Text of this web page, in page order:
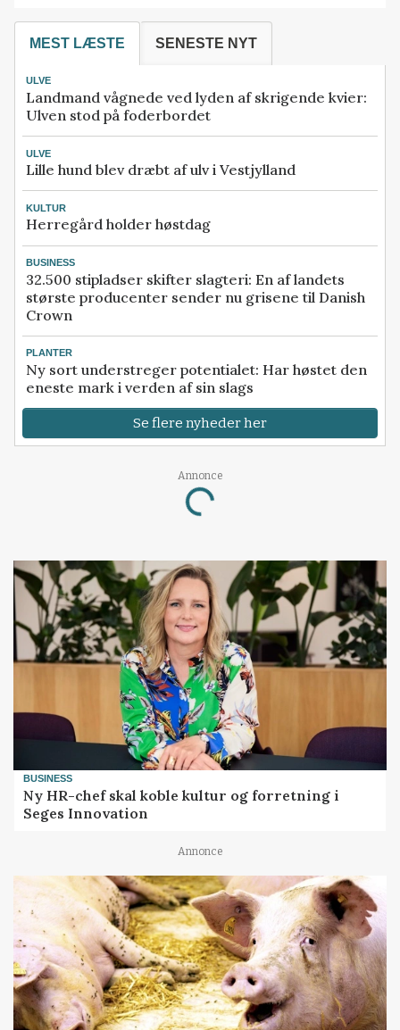
MEST LÆSTE SENESTE NYT
ULVE
Landmand vågnede ved lyden af skrigende kvier:
Ulven stod på foderbordet
ULVE
Lille hund blev dræbt af ulv i Vestjylland
KULTUR
Herregård holder høstdag
BUSINESS
32.500 stipladser skifter slagteri: En af landets
største producenter sender nu grisene til Danish
Crown
PLANTER
Ny sort understreger potentialet: Har høstet den
eneste mark i verden af sin slags
Se flere nyheder her
Annonce
Loading...
BUSINESS
Ny HR-chef skal koble kultur og forretning i
Seges Innovation
Annonce